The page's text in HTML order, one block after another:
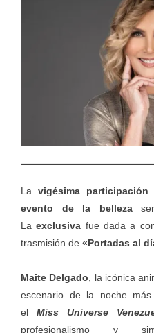
Lavigésima participación
evento de la belleza
Laexclusiva fue dada a
trasmisión de «Portadas al
Maite Delgado , la icónica
escenario de la noche
elMiss Universe
profesionalismo y